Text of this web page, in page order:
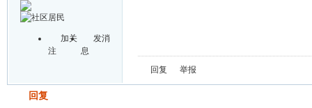
加关
注
发消
息
回复
举报
回复